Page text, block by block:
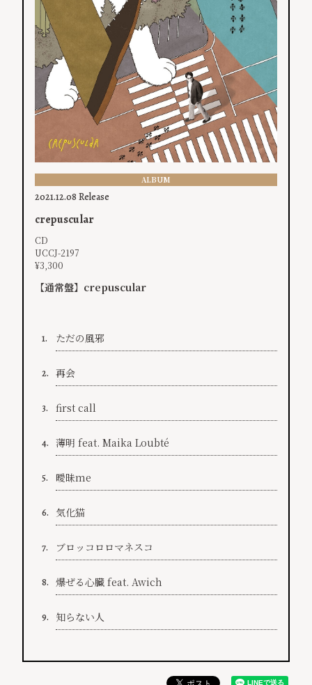
ALBUM
2021.12.08 Release
crepuscular
CD
UCCJ-2197
¥3,300
【通常盤】crepuscular
1. ただの風邪
2. 再会
3. first call
4. 薄明 feat. Maika Loubté
5. 曖昧me
6. 気化猫
7. ブロッコロロマネスコ
8. 爆ぜる心臓 feat. Awich
9. 知らない人